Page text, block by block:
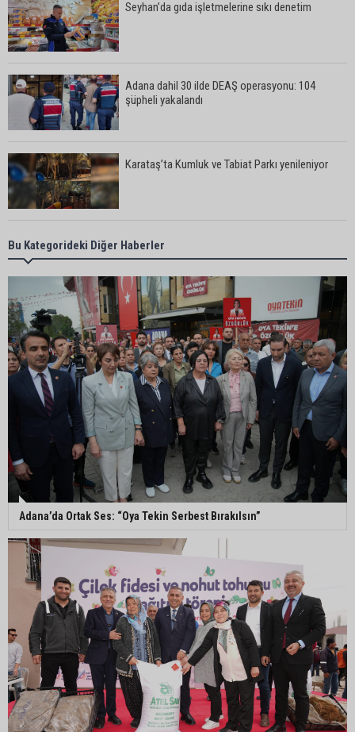
Seyhan’da gıda işletmelerine sıkı denetim
Adana dahil 30 ilde DEAŞ operasyonu: 104
şüpheli yakalandı
Karataş’ta Kumluk ve Tabiat Parkı yenileniyor
Bekir Şimşek’ten Mustafa Özkan’a ziyaret
Ceyhan’da asfalt çalışmaları sürüyor
Ceyhan’da açık hava sineması keyfi iki farklı
parkta devam ediyor
5. Yunusoğlu Futbol Turnuvası’nda final heyecanı
Ceyhan’da Necdet Sevinç Parkı’nda bakım
çalışması
Orhan Bayram’dan AK Parti’ye Yüreğir çıkışı:
“Bizim belediye meclis üyelerimize ne yaptınız?
Siz önce onu anlatın”
Bu Kategorideki Diğer Haberler
Adana’da Ortak Ses: “Oya Tekin Serbest Bırakılsın”